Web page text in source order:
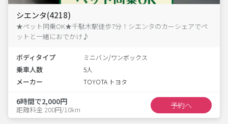
シエンタ(4218)
★ペット同乗OK★千駄木駅徒歩7分！シエンタのカーシェアでペ
ットと一緒におでかけ♪
ボディタイプ ミニバン/ワンボックス
乗車人数 5人
メーカー TOYOTA トヨタ
6時間で2,000円
距離料金 200円/10km 予約へ